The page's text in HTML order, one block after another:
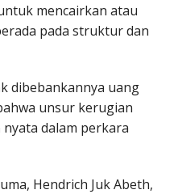
mencairkan atau
pada struktur dan
dibebankannya uang
unsur kerugian
dalam perkara
Hendrich Juk Abeth,